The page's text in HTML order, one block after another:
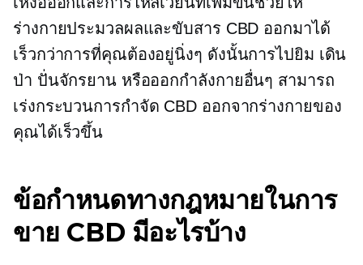
ร่างกายประมวลผลและขับสาร CBD ออกมาได้
เร็วกว่าการที่คุณต้องอยู่นิ่งๆ ดังนั้นการไปยิม เดิน
ป่า ปั่นจักรยาน หรือออกกำลังกายอื่นๆ สามารถ
เร่งกระบวนการกำจัด CBD ออกจากร่างกายของ
คุณได้เร็วขึ้น
ข้อกำหนดทางกฎหมายในการ
ขาย CBD มีอะไรบ้าง